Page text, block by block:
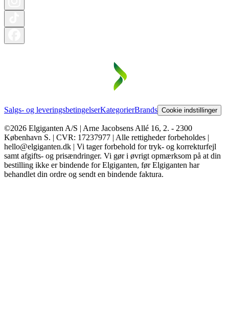
Salgs- og leveringsbetingelserKategorierBrands Cookie indstillinger
©2026 Elgiganten A/S | Arne Jacobsens Allé 16, 2. - 2300
København S. | CVR: 17237977 | Alle rettigheder forbeholdes |
hello@elgiganten.dk | Vi tager forbehold for tryk- og korrekturfejl
samt afgifts- og prisændringer. Vi gør i øvrigt opmærksom på at din
bestilling ikke er bindende for Elgiganten, før Elgiganten har
behandlet din ordre og sendt en bindende faktura.